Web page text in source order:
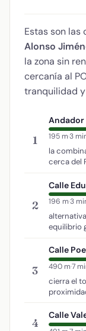
Estas son las
Alonso
la zona sin
cercanía al
tranquilidad
1
Andador
195 m·3
la
cerca del
2
Calle
196 m·3
equilibrio
3
Calle
490 m·7
cierra el
4
Calle